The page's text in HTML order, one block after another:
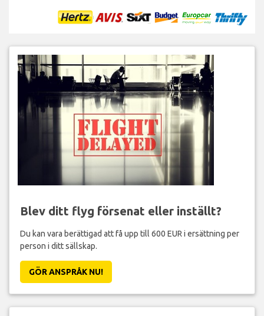
Blev ditt flyg försenat eller inställt?
Du kan vara berättigad att få upp till 600 EUR i ersättning per
person i ditt sällskap.
GÖR ANSPRÅK NU!